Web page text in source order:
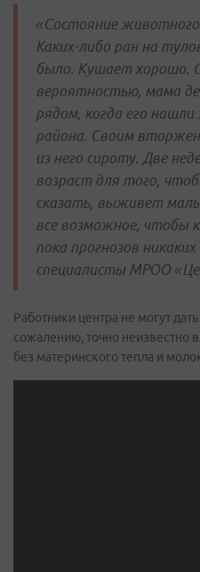
«Состояние
Каких-либо ран на
было. Кушает хорошо.
вероятностью, мама
рядом, когда его
района. Своим
из него сироту. Две
возраст для того,
сказать, выживет
все возможное, чтобы
пока прогнозов
специалисты МРОО
Работники центра не могут
сожалению, точно неизвестно
без материнского тепла и